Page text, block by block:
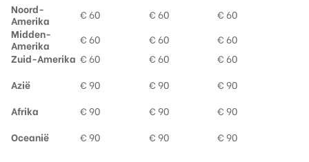
Noord-
Amerika
€ 60 € 60
€ 60
Midden-
Amerika
€ 60 € 60
€ 60
Zuid-Amerika € 60 € 60
€ 60
Azië
€ 90 € 90
€ 90
Afrika
€ 90 € 90
€ 90
Oceanië
€ 90 € 90 € 90